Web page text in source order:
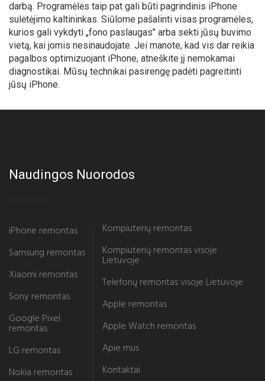
darbą. Programėlės taip pat gali būti pagrindinis iPhone
sulėtėjimo kaltininkas. Siūlome pašalinti visas programėles,
kurios gali vykdyti „fono paslaugas" arba sekti jūsų buvimo
vietą, kai jomis nesinaudojate. Jei manote, kad vis dar reikia
pagalbos optimizuojant iPhone, atneškite jį nemokamai
diagnostikai. Mūsų technikai pasirengę padėti pagreitinti
jūsų iPhone.
Naudingos Nuorodos
iPhone remontas
Samsung remontas
Xiaomi remontas
Sony remontas
Google Pixel
remontas
LG remontas
Nokia remontas
Kompiuterių remontas
Kompiuterių remontas visoje
Lietuvoje
Telefonų remontas visoje Lietuvoje
Apple remontas
Apple Watch remontas
Apie mus
Kontaktai